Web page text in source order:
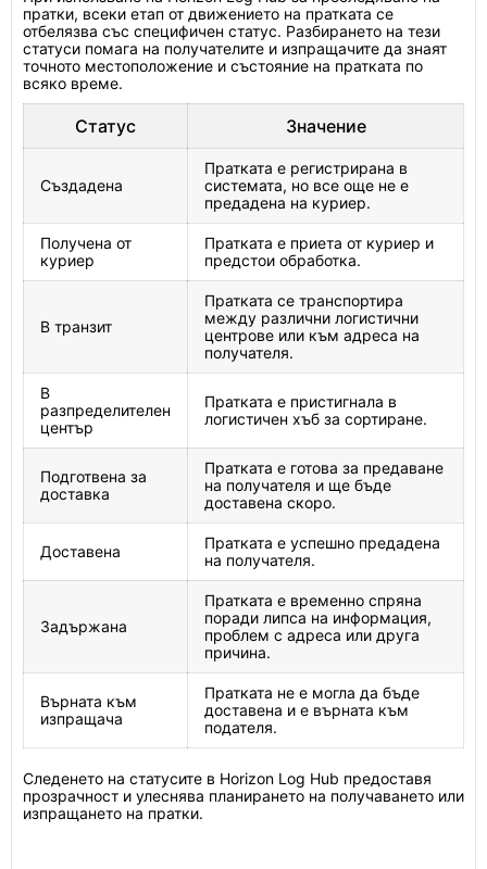
пратки, всеки етап от движението на пратката се
отбелязва със специфичен статус. Разбирането на тези
статуси помага на получателите и изпращачите да знаят
точното местоположение и състояние на пратката по
всяко време.
Статус Значение
Създадена
Пратката е регистрирана в
системата, но все още не е
предадена на куриер.
Получена от
куриер
Пратката е приета от куриер и
предстои обработка.
В транзит
Пратката се транспортира
между различни логистични
центрове или към адреса на
получателя.
В
разпределителен
център
Пратката е пристигнала в
логистичен хъб за сортиране.
Подготвена за
доставка
Пратката е готова за предаване
на получателя и ще бъде
доставена скоро.
Доставена
Пратката е успешно предадена
на получателя.
Задържана
Пратката е временно спряна
поради липса на информация,
проблем с адреса или друга
причина.
Върната към
изпращача
Пратката не е могла да бъде
доставена и е върната към
подателя.
Следенето на статусите в Horizon Log Hub предоставя
прозрачност и улеснява планирането на получаването или
изпращането на пратки.